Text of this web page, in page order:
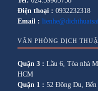
Điện thoại : 0932232318
Email :
VĂN PHÒNG DỊCH
Quận 3 : Lầu 6, Tòa nhà
HCM
Quận 1 : 52 Đông Du, Bến